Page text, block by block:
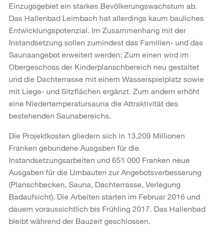
Einzugsgebiet ein starkes Bevölkerungswachstum ab.
Das Hallenbad Leimbach hat allerdings kaum bauliches
Entwicklungspotenzial. Im Zusammenhang mit der
Instandsetzung sollen zumindest das Familien- und das
Saunaangebot erweitert werden: Zum einen wird im
Obergeschoss der Kinderplanschbereich neu gestaltet
und die Dachterrasse mit einem Wasserspielplatz sowie
mit Liege- und Sitzflächen ergänzt. Zum andern erhöht
eine Niedertemperatursauna die Attraktivität des
bestehenden Saunabereichs.
Die Projektkosten gliedern sich in 13,209 Millionen
Franken gebundene Ausgaben für die
Instandsetzungsarbeiten und 651 000 Franken neue
Ausgaben für die Umbauten zur Angebotsverbesserung
(Planschbecken, Sauna, Dachterrasse, Verlegung
Badaufsicht). Die Arbeiten starten im Februar 2016 und
dauern voraussichtlich bis Frühling 2017. Das Hallenbad
bleibt während der Bauzeit geschlossen.